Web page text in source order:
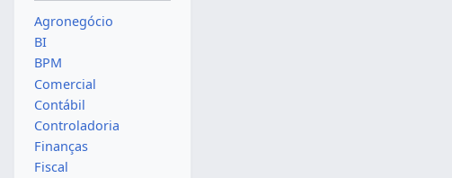
Agronegócio
BI
BPM
Comercial
Contábil
Controladoria
Finanças
Fiscal